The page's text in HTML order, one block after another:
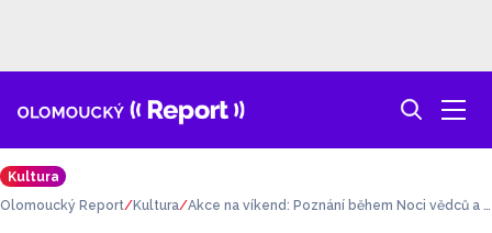
Kultura
Olomoucký Report
Kultura Akce na víkend: Poznání během Noci vědců a B